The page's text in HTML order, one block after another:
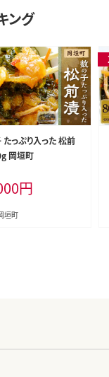
ング
っぷり入った 松前
岡垣町
円
垣町